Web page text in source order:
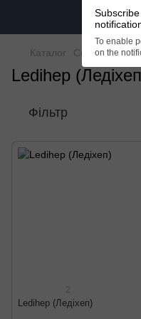
To enable
on the
Каталог Софосбувір +
Ledihep
Фільтр
2
Ledihep (Ледіхеп)